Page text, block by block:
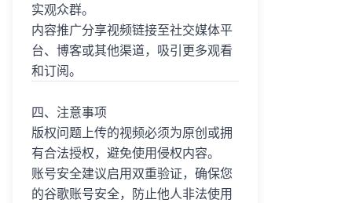
实观众群。
内容推广分享视频链接至社交媒体平
台、博客或其他渠道，吸引更多观看
和订阅。
四、注意事项
版权问题上传的视频必须为原创或拥
有合法授权，避免使用侵权内容。
账号安全建议启用双重验证，确保您
的谷歌账号安全，防止他人非法使用